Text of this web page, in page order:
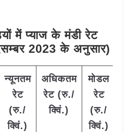
में प्याज के मंडी रेट
2023 के अनुसार)
न्यूनतम
रेट
(रु./
क्विं.)
अधिकतम
रेट(रु./
क्विं.)
मोडल
रेट
(रु./
क्विं.)